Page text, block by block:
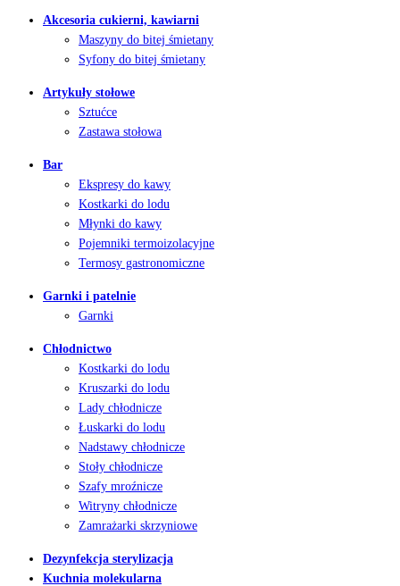
Akcesoria cukierni, kawiarni
Maszyny do bitej śmietany
Syfony do bitej śmietany
Artykuły stołowe
Sztućce
Zastawa stołowa
Bar
Ekspresy do kawy
Kostkarki do lodu
Młynki do kawy
Pojemniki termoizolacyjne
Termosy gastronomiczne
Garnki i patelnie
Garnki
Chłodnictwo
Kostkarki do lodu
Kruszarki do lodu
Lady chłodnicze
Łuskarki do lodu
Nadstawy chłodnicze
Stoły chłodnicze
Szafy mroźnicze
Witryny chłodnicze
Zamrażarki skrzyniowe
Dezynfekcja sterylizacja
Kuchnia molekularna